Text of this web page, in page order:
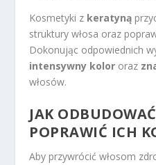
Kosmetyki z keratyną
struktury włosa oraz
Dokonując odpowiednich
intensywny kolor oraz
włosów.
JAK
POPRAWIĆ ICH
Aby przywrócić włosom